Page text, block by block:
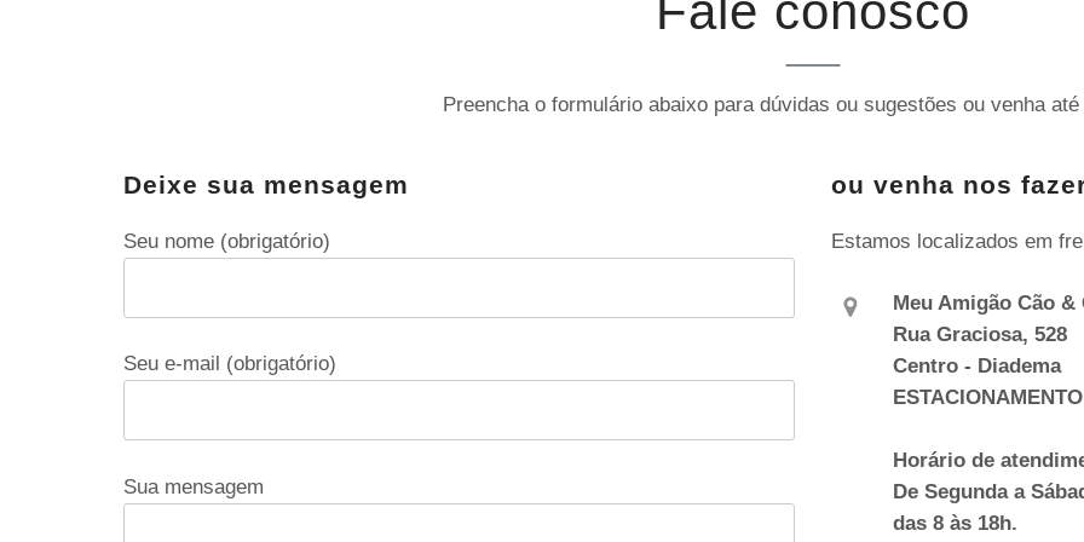
Fale conosco
Preencha o formulário abaixo para dúvidas ou sugestões ou venha
Deixe sua mensagem
Seu nome (obrigatório)
Seu e-mail (obrigatório)
Sua mensagem
ou venha nos
Estamos localizados em
Meu Amigão Cão &
Rua Graciosa, 528
Centro - Diadema
Horário de
De Segunda a
das 8 às 18h.